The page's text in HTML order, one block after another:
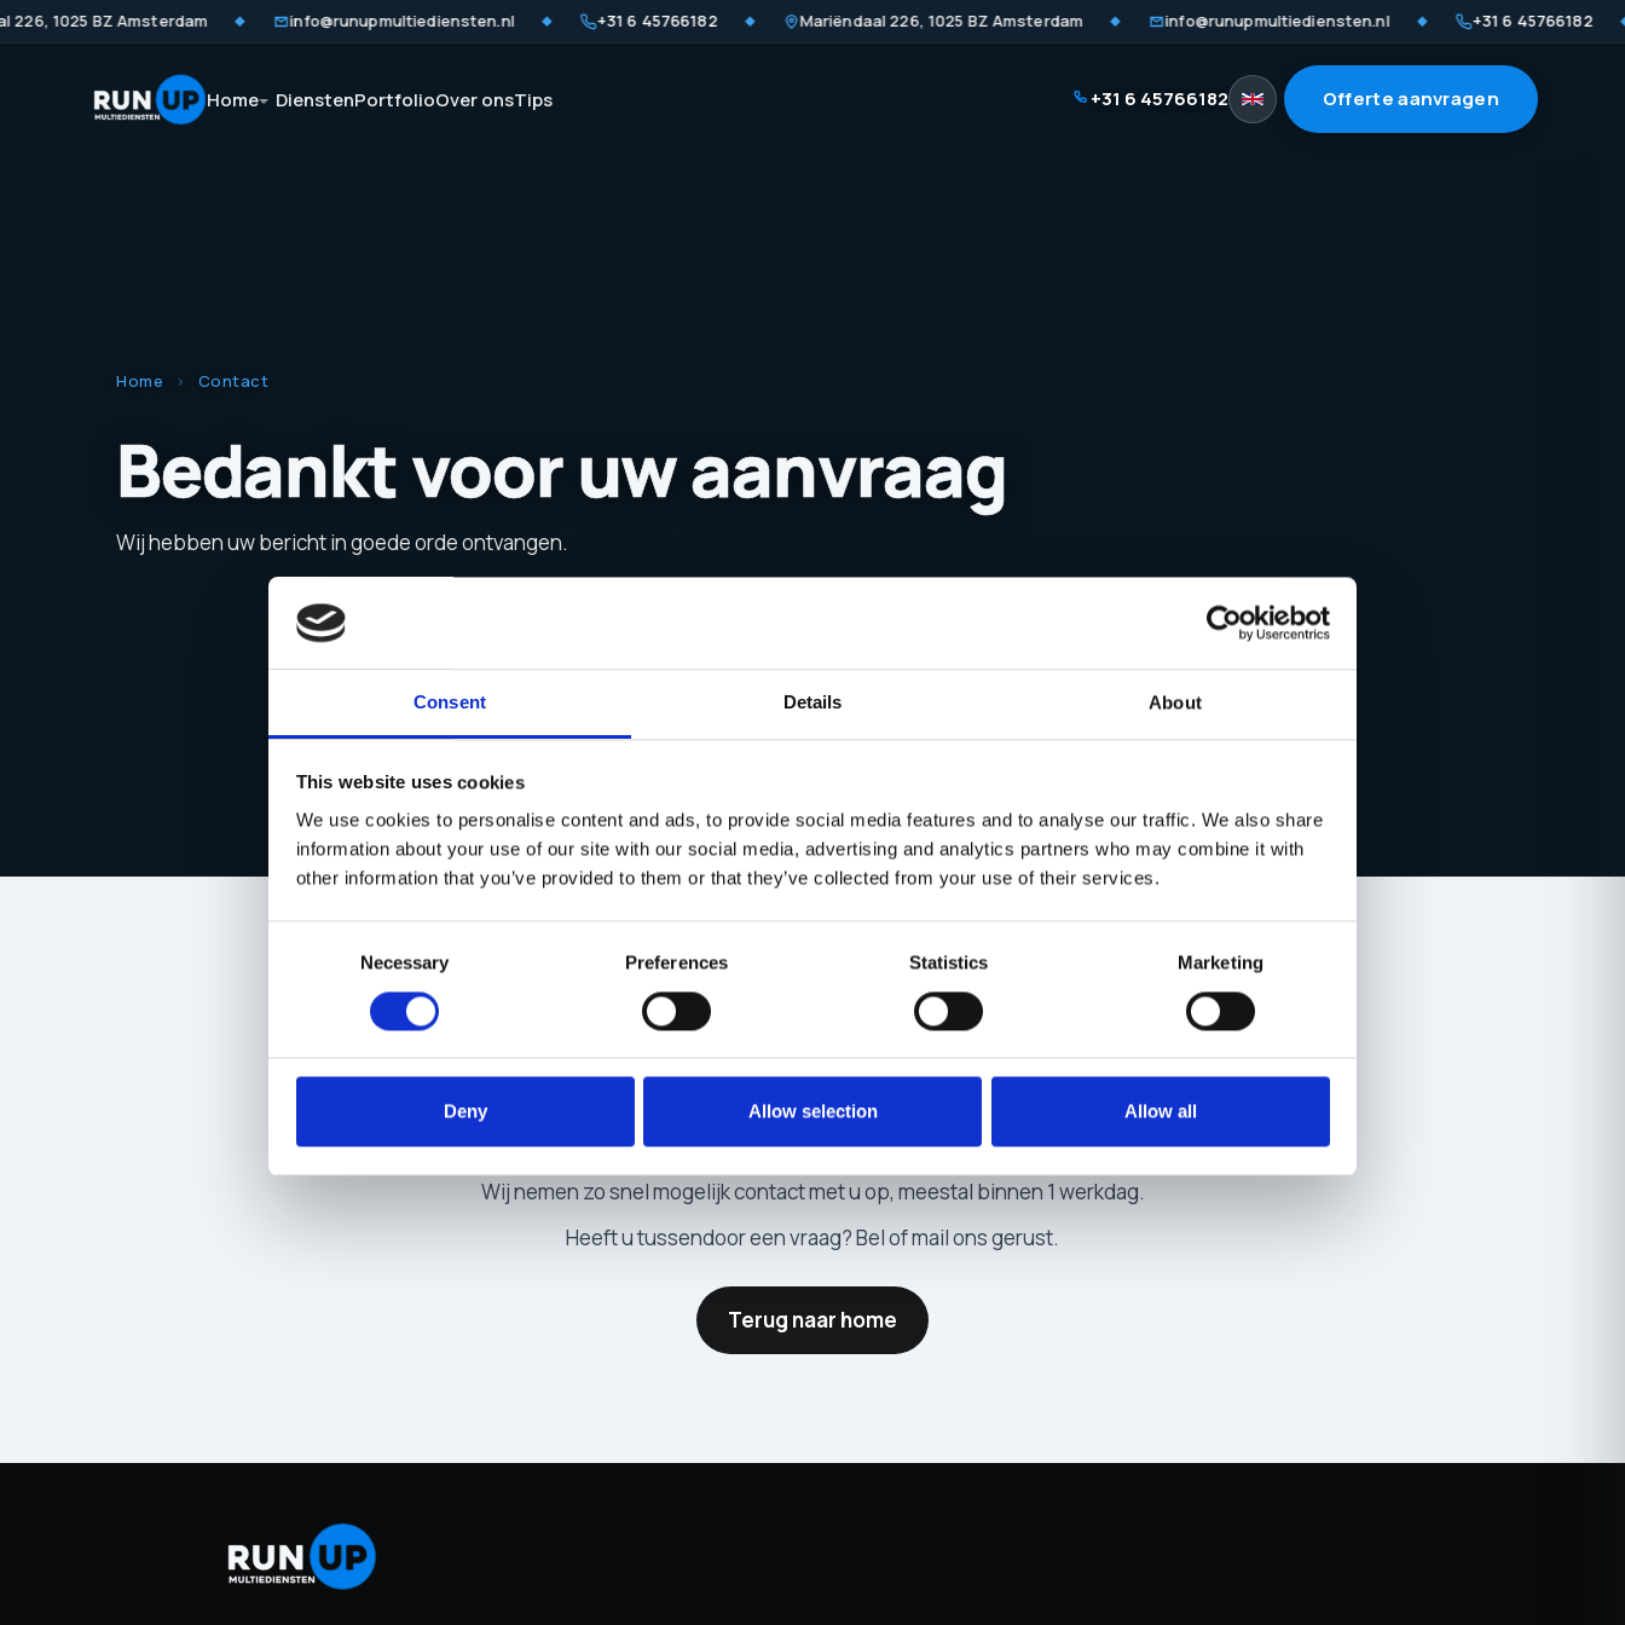
Consent Details About
This website uses cookies
We use cookies to personalise content and ads, to provide social media features and to analyse our traffic. We also share
information about your use of our site with our social media, advertising and analytics partners who may combine it with
other information that you’ve provided to them or that they’ve collected from your use of their services.
Necessary Preferences Statistics Marketing
Deny Allow selection Allow all
1025 BZ Amsterdam info@runupmultiediensten.nl +31 6 45766182 Mariëndaal 226, 1025 BZ Amsterdam info@runupmultiediensten.nl +31 6 45766182
Home DienstenPortfolioOver onsTips +31 6 45766182 Offerte aanvragen
Home › Contact
Bedankt voor uw aanvraag
Wij hebben uw bericht in goede orde ontvangen.
Uwaanvraagisverzonden
Wij nemen zo snel mogelijk contact met u op, meestal binnen 1 werkdag.
Heeft u tussendoor een vraag? Bel of mail ons gerust.
Terug naar home